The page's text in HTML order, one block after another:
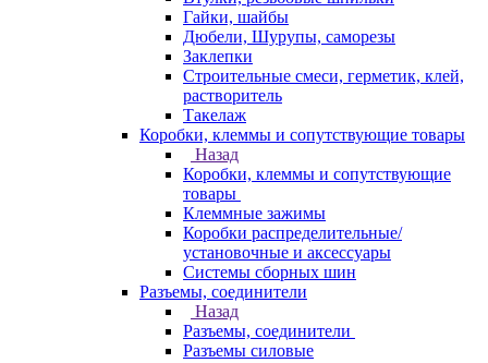
Гайки, шайбы
Дюбели, Шурупы, саморезы
Заклепки
Строительные смеси, герметик, клей,
растворитель
Такелаж
Коробки, клеммы и сопутствующие товары
Назад
Коробки, клеммы и сопутствующие
товары
Клеммные зажимы
Коробки распределительные/
установочные и аксессуары
Системы сборных шин
Разъемы, соединители
Назад
Разъемы, соединители
Разъемы силовые